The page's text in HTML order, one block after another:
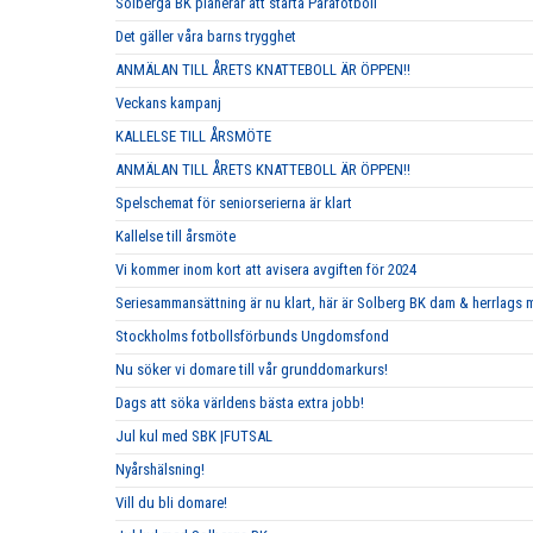
Det gäller våra barns trygghet
ANMÄLAN TILL ÅRETS KNATTEBOLL ÄR ÖPPEN!!
Veckans kampanj
KALLELSE TILL ÅRSMÖTE
ANMÄLAN TILL ÅRETS KNATTEBOLL ÄR ÖPPEN!!
Spelschemat för seniorserierna är klart
Kallelse till årsmöte
Vi kommer inom kort att avisera avgiften för 2024
Seriesammansättning är nu klart, här är Solberg BK dam & herrlags
Stockholms fotbollsförbunds Ungdomsfond
Nu söker vi domare till vår grunddomarkurs!
Dags att söka världens bästa extra jobb!
Jul kul med SBK |FUTSAL
Nyårshälsning!
Vill du bli domare!